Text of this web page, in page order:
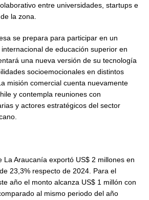
entre universidades, startups e
la zona.
se prepara para participar en un
de educación superior en
una nueva versión de su tecnología
socioemocionales en distintos
misión comercial cuenta nuevamente
y contempla reuniones con
y actores estratégicos del sector
La Araucanía exportó US$ 2 millones en
23,3% respecto de 2024. Para el
año el monto alcanza US$ 1 millón con
al mismo periodo del año